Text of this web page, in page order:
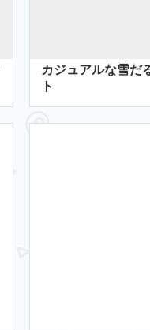
カジュアルな雪だ
ト